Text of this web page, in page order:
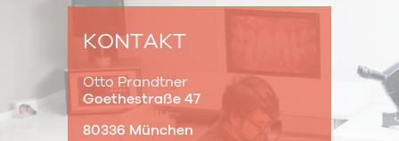
KONTAKT
Otto Prandtner
Goethestraße 47
80336 München